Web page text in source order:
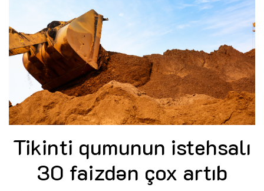
Tikinti qumunun istehsalı
30 faizdən çox artıb